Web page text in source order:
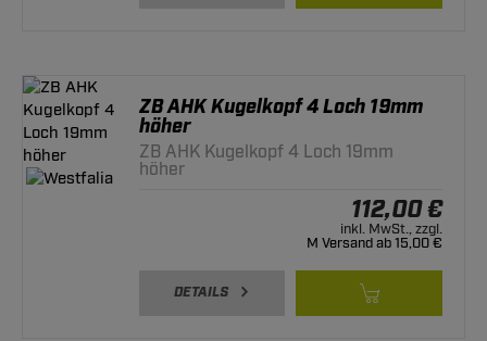
ZB AHK Kugelkopf 4 Loch 19mm
höher
ZB AHK Kugelkopf 4 Loch 19mm
höher
112,00 €
inkl. MwSt., zzgl.
M Versand ab 15,00 €
DETAILS